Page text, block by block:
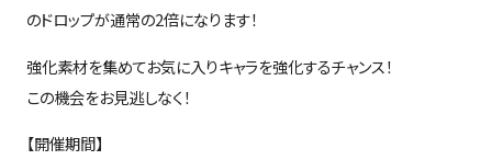
のドロップが通常の2倍になります！
強化素材を集めてお気に入りキャラを強化するチャンス！
この機会をお見逃しなく！
【開催期間】